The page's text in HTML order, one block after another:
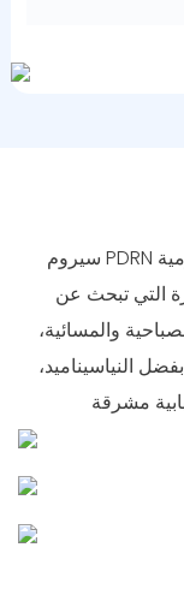
سيروم PDRN الوردي المتوهج بالببتيد مثالي للعناية اليومية
التي تبحث عن
والمسائية،
النياسيناميد،